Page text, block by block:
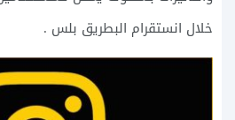
خلال انستقرام البطريق بلس .